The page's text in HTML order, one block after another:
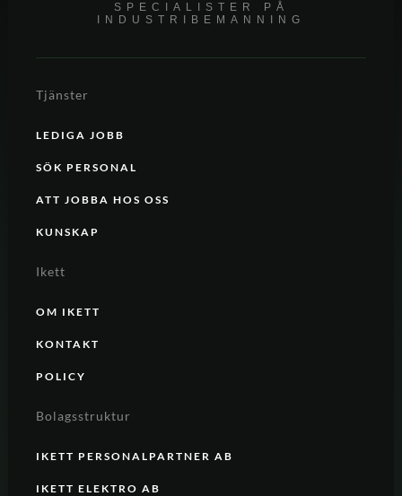
SPECIALISTER PÅ
INDUSTRIBEMANNING
Tjänster
LEDIGA JOBB
SÖK PERSONAL
ATT JOBBA HOS OSS
KUNSKAP
Ikett
OM IKETT
KONTAKT
POLICY
Bolagsstruktur
IKETT PERSONALPARTNER AB
IKETT ELEKTRO AB